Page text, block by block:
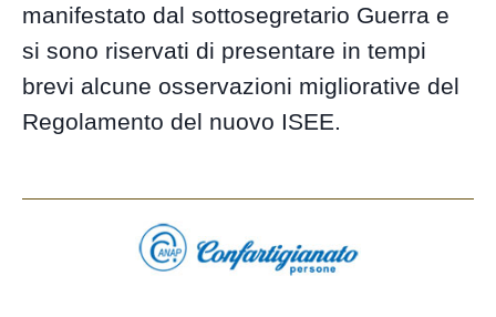
manifestato dal sottosegretario Guerra e
si sono riservati di presentare in tempi
brevi alcune osservazioni migliorative del
Regolamento del nuovo ISEE.